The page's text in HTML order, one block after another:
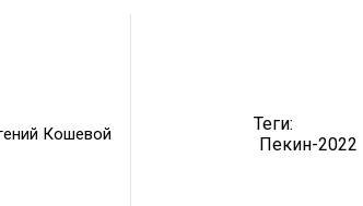
Кошевой
Теги:
Пекин-2022